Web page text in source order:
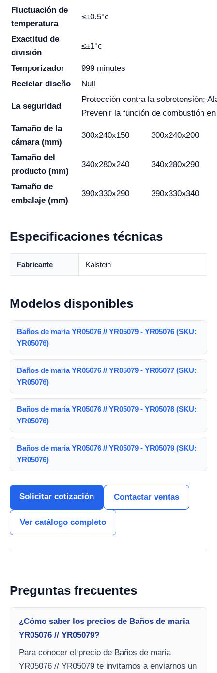
Fluctuación de
temperatura
≤±0.5°c
Exactitud de
división
≤±1°c
Temporizador
999 minutes
Reciclar diseño
Null
La seguridad
Protección contra la sobretensión;
Prevenir la función de combustión
Tamaño de la
cámara (mm)
300x240x150 300x240x200
Tamaño del
producto (mm)
340x280x240 340x280x290
Tamaño de
embalaje (mm)
390x330x290 390x330x340
Especificaciones técnicas
Fabricante Kalstein
Modelos disponibles
Baños de maria YR05076 // YR05079 - YR05076 (SKU:
YR05076)
Baños de maria YR05076 // YR05079 - YR05077 (SKU:
YR05076)
Baños de maria YR05076 // YR05079 - YR05078 (SKU:
YR05076)
Baños de maria YR05076 // YR05079 - YR05079 (SKU:
YR05076)
Solicitar cotización Contactar ventas
Ver catálogo completo
Preguntas frecuentes
¿Cómo saber los precios de Baños de maria
YR05076 // YR05079?
Para conocer el precio de Baños de maria
YR05076 // YR05079 te invitamos a enviarnos un